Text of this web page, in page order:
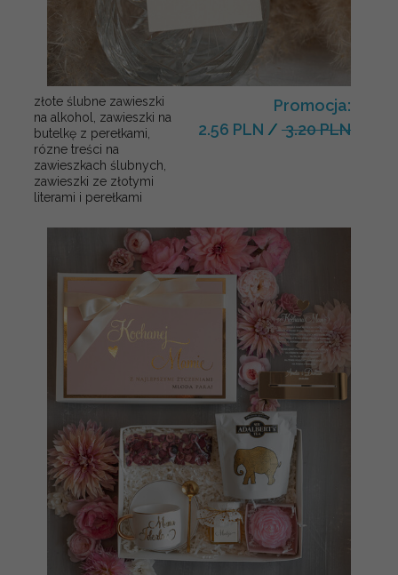
złote ślubne zawieszki
na alkohol, zawieszki na
butelkę z perełkami,
rózne treści na
zawieszkach ślubnych,
zawieszki ze złotymi
literami i perełkami
Promocja:
2.56 PLN / 3.20 PLN